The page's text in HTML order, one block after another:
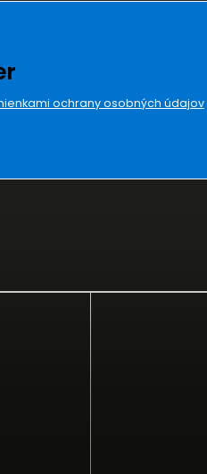
ochrany osobných údajov